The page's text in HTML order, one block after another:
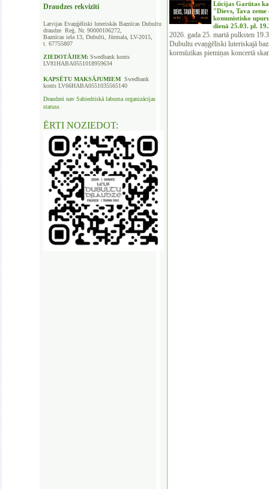
Draudzes rekvizīti
Latvijas Evaņģēliski luteriskās Baznīcas Dubultu
draudze Reģ. Nr. 90000106272,
Baznīcas iela 13, Dubulti, Jūrmala, LV-2015,
t. 67755807
ZIEDOTĀJIEM: Swedbank konts
LV81HABA0551018959634
KAPSĒTU MAKSĀJUMIEM Swedbank
konts LV66HABA0551035565140
Draudzei nav Sabiedriskā labuma organizācijas
statuss
ĒRTI NOZIEDOT:
Lūcijas Garūtas
"Dievs, Tava zeme
komunistisko
dienā 25.03. pl.
2026. gada 25. martā pulksten
Dubultu evaņģēliski luteriskajā
kormūzikas piemiņas koncertā